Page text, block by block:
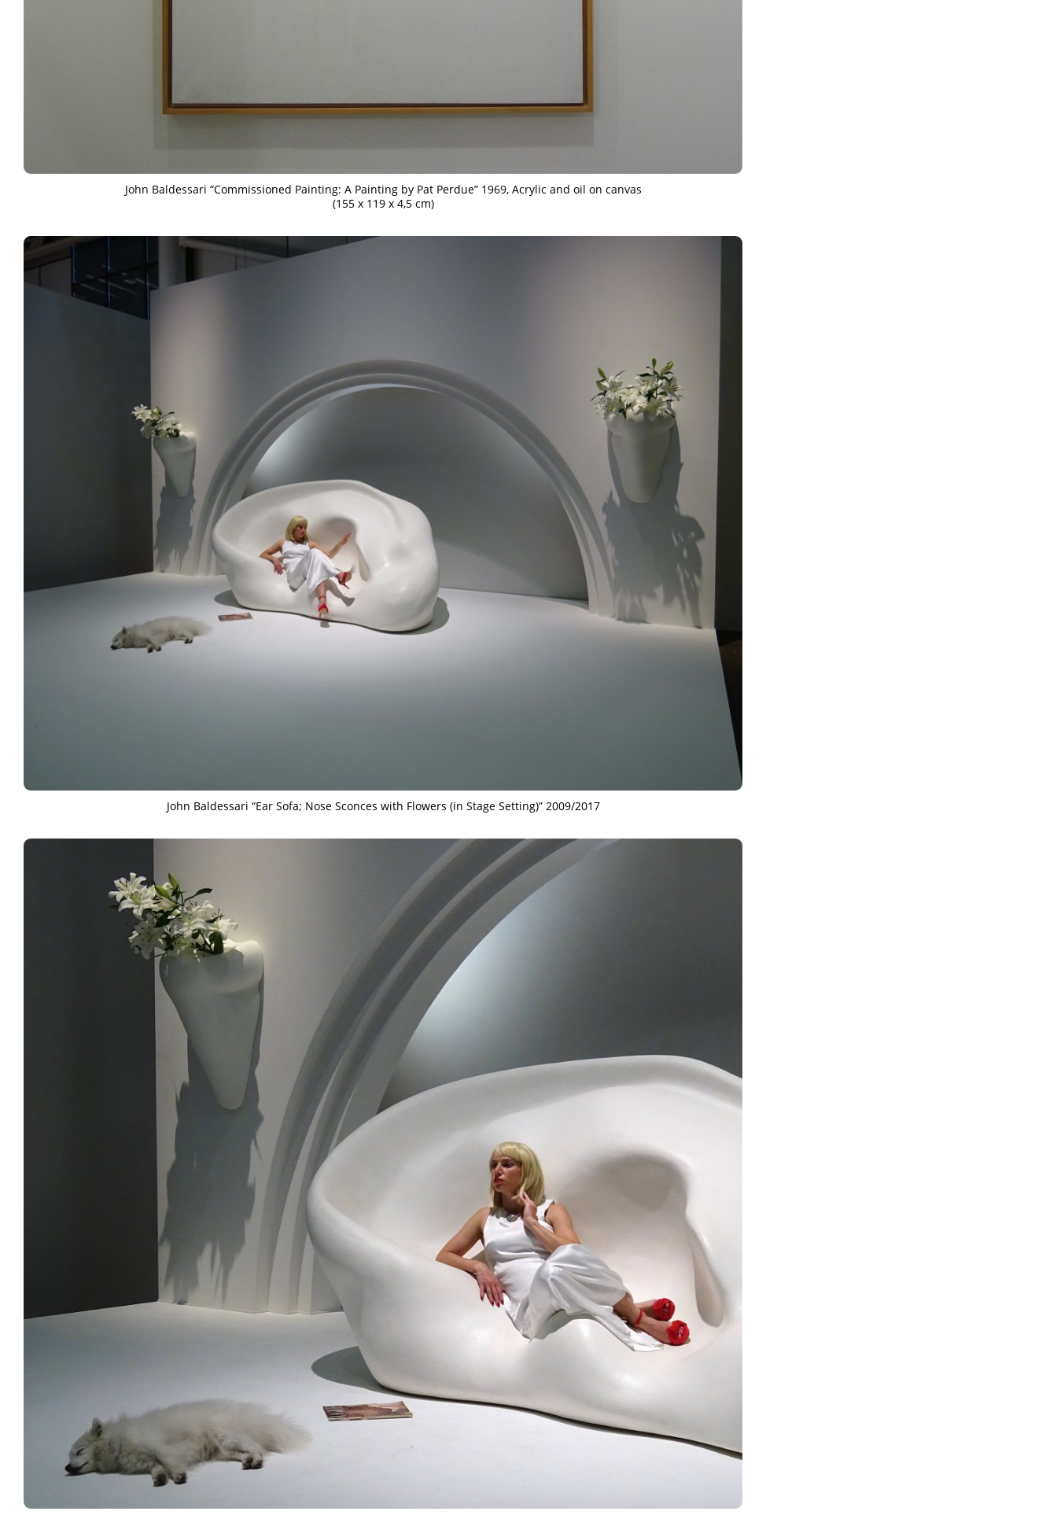
PEOPLE RANKING
ART WORLD CULTURAL ESSAYS POP CULTURE JP-SOCIETY POLITICS REVIEWS
John Baldessari “Commissioned Painting: A Painting by Pat Perdue” 1969, Acrylic and oil on canvas
(155 x 119 x 4,5 cm)
John Baldessari “Ear Sofa; Nose Sconces with Flowers (in Stage Setting)” 2009/2017